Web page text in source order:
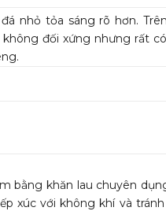
nhỏ tỏa sáng rõ hơn.
đối xứng nhưng rất
bằng khăn lau chuyên
xúc với không khí và